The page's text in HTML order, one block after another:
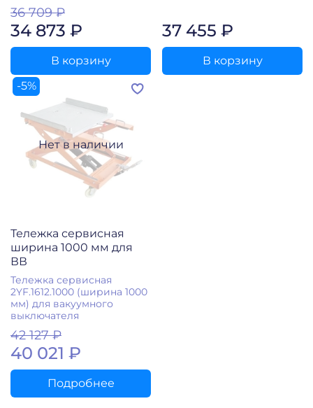
36 709 ₽
34 873 ₽
В корзину
37 455 ₽
В корзину
Нет в наличии
-5%
Тележка сервисная
ширина 1000 мм для
ВВ
Тележка сервисная
2YF.1612.1000 (ширина 1000
мм) для вакуумного
выключателя
42 127 ₽
40 021 ₽
Подробнее